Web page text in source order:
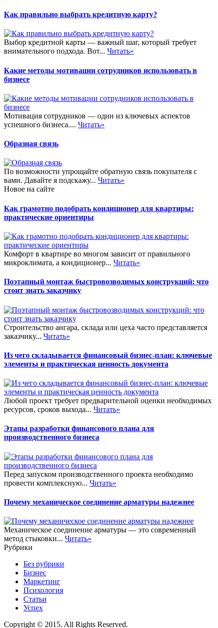
Как правильно выбрать кредитную карту?
Выбор кредитной карты — важный шаг, который требует
внимательного подхода. Вот... Читать»
Какие методы мотивации сотрудников использовать в
бизнесе
Мотивация сотрудников — один из ключевых аспектов
успешного бизнеса.... Читать»
Образная связь
По возможности упрощайте обратную связь покупателя с
вами. Давайте я подскажу... Читать»
Новое на сайте
Как грамотно подобрать кондиционер для квартиры:
практические ориентиры
Комфорт в квартире во многом зависит от правильного
микроклимата, а кондиционер... Читать»
Поэтапный монтаж быстровозводимых конструкций: что
стоит знать заказчику
Строительство ангара, склада или цеха часто представляется
заказчику... Читать»
Из чего складывается финансовый бизнес-план: ключевые
элементы и практическая ценность документа
Любой проект требует предварительной оценки необходимых
ресурсов, сроков выхода... Читать»
Этапы разработки финансового плана для
производственного бизнеса
Перед запуском производственного проекта необходимо
провести комплексную... Читать»
Почему механическое соединение арматуры надежнее
Механическое соединение арматуры — это современный
метод стыковки... Читать»
Рубрики
Без рубрики
Бизнес
Маркетинг
Психология
Статьи
Успех
Copyright © 2015. All Rights Reserved.